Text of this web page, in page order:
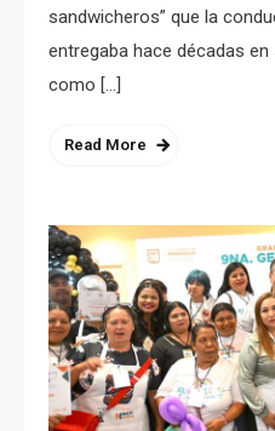
sandwicheros” que la
entregaba hace décadas
como […]
Read More